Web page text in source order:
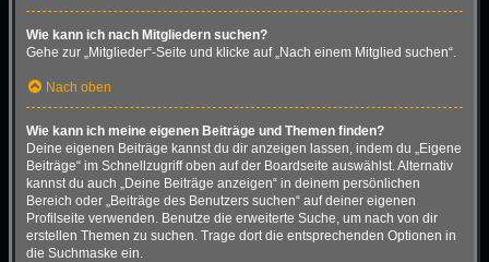
Wie kann ich nach Mitgliedern suchen?
Gehe zur „Mitglieder“-Seite und klicke auf „Nach einem Mitglied suchen“.
Nach oben
Wie kann ich meine eigenen Beiträge und Themen finden?
Deine eigenen Beiträge kannst du dir anzeigen lassen, indem du „Eigene
Beiträge“ im Schnellzugriff oben auf der Boardseite auswählst. Alternativ
kannst du auch „Deine Beiträge anzeigen“ in deinem persönlichen
Bereich oder „Beiträge des Benutzers suchen“ auf deiner eigenen
Profilseite verwenden. Benutze die erweiterte Suche, um nach von dir
erstellen Themen zu suchen. Trage dort die entsprechenden Optionen in
die Suchmaske ein.